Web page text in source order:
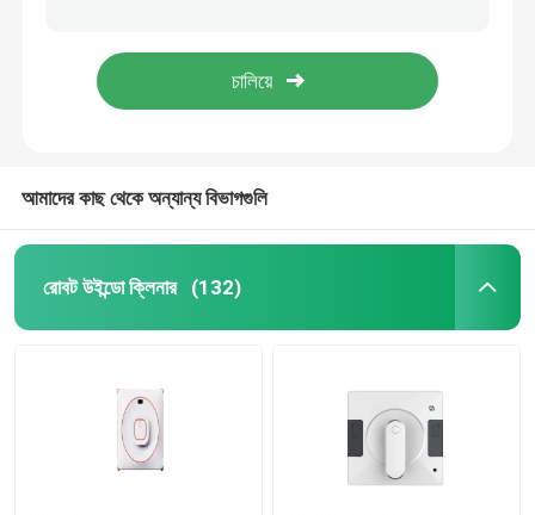
আমাদের কাছ থেকে অন্যান্য বিভাগগুলি
রোবট উইন্ডো ক্লিনার (132)